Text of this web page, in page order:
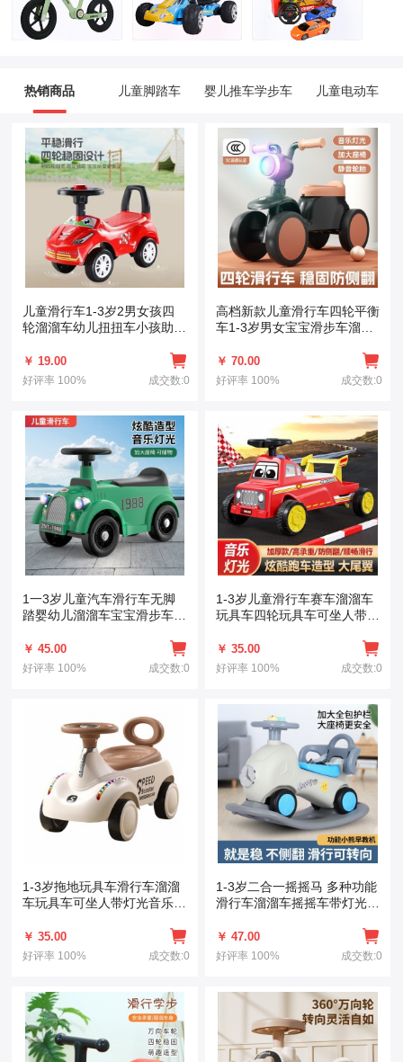
热销商品 儿童脚踏车 婴儿推车学步车 儿童电动车
儿童滑行车1-3岁2男女孩四
轮溜溜车幼儿扭扭车小孩助步
￥ 19.00
好评率 100% 成交数:0
高档新款儿童滑行车四轮平衡
车1-3岁男女宝宝滑步车溜溜
￥ 70.00
好评率 100% 成交数:0
1一3岁儿童汽车滑行车无脚
踏婴幼儿溜溜车宝宝滑步车男
￥ 45.00
好评率 100% 成交数:0
1-3岁儿童滑行车赛车溜溜车
玩具车四轮玩具车可坐人带灯
￥ 35.00
好评率 100% 成交数:0
1-3岁拖地玩具车滑行车溜溜
车玩具车可坐人带灯光音乐四
￥ 35.00
好评率 100% 成交数:0
1-3岁二合一摇摇马 多种功能
滑行车溜溜车摇摇车带灯光音
￥ 47.00
好评率 100% 成交数:0